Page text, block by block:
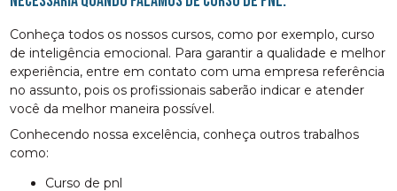
Conheça todos os nossos cursos, como por exemplo, curso
de inteligência emocional. Para garantir a qualidade e melhor
experiência, entre em contato com uma empresa referência
no assunto, pois os profissionais saberão indicar e atender
você da melhor maneira possível.
Conhecendo nossa excelência, conheça outros trabalhos
como:
curso de pnl